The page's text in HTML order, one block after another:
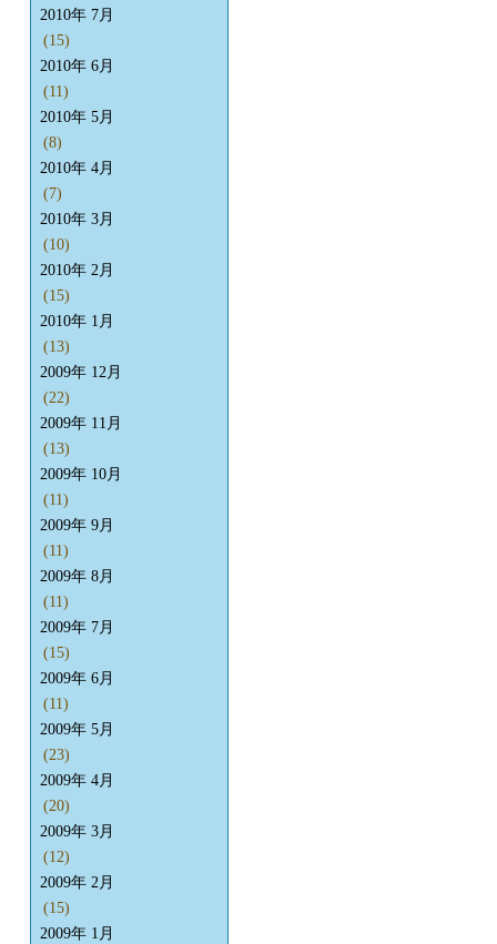
2010年 7月
(15)
2010年 6月
(11)
2010年 5月
(8)
2010年 4月
(7)
2010年 3月
(10)
2010年 2月
(15)
2010年 1月
(13)
2009年 12月
(22)
2009年 11月
(13)
2009年 10月
(11)
2009年 9月
(11)
2009年 8月
(11)
2009年 7月
(15)
2009年 6月
(11)
2009年 5月
(23)
2009年 4月
(20)
2009年 3月
(12)
2009年 2月
(15)
2009年 1月